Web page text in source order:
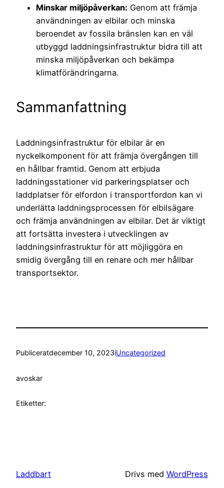
Minskar miljöpåverkan: Genom att främja
användningen av elbilar och minska
beroendet av fossila bränslen kan en väl
utbyggd laddningsinfrastruktur bidra till att
minska miljöpåverkan och bekämpa
klimatförändringarna.
Sammanfattning
Laddningsinfrastruktur för elbilar är en
nyckelkomponent för att främja övergången till
en hållbar framtid. Genom att erbjuda
laddningsstationer vid parkeringsplatser och
laddplatser för elfordon i transportfordon kan vi
underlätta laddningsprocessen för elbilsägare
och främja användningen av elbilar. Det är viktigt
att fortsätta investera i utvecklingen av
laddningsinfrastruktur för att möjliggöra en
smidig övergång till en renare och mer hållbar
transportsektor.
Publiceratdecember 10, 2023iUncategorized
avoskar
Etiketter:
Laddbart Drivs med WordPress